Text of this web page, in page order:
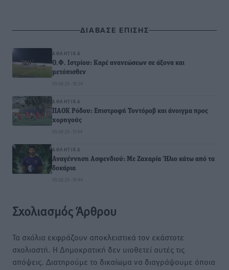
ΔΙΑΒΑΣΕ ΕΠΙΣΗΣ
ΑΘΛΗΤΙΚΆ
Ο.Φ. Ιστρίου: Καρέ ανανεώσεων σε άξονα και
μετόπισθεν
05.08.26 · 18:34
ΑΘΛΗΤΙΚΆ
ΠΑΟΚ Ρόδου: Επιστροφή Τοντόροβ και άνοιγμα προς
χορηγούς
05.08.26 · 17:44
ΑΘΛΗΤΙΚΆ
Αναγέννηση Ασφενδιού: Με Ζαχαρία Ήλιο κάτω από τα
δοκάρια
05.08.26 · 16:44
Σχολιασμός Άρθρου
Τα σχόλια εκφράζουν αποκλειστικά τον εκάστοτε
σχολιαστή. Η Δημοκρατική δεν υιοθετεί αυτές τις
απόψεις. Διατηρούμε το δικαίωμα να διαγράψουμε όποια